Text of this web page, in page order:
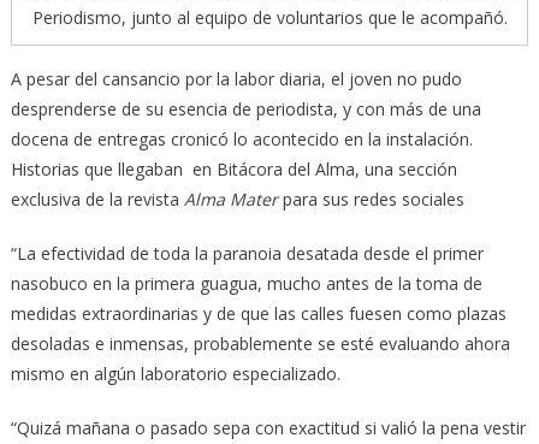
Periodismo, junto al equipo de voluntarios que le acompañó.
A pesar del cansancio por la labor diaria, el joven no pudo
desprenderse de su esencia de periodista, y con más de una
docena de entregas cronicó lo acontecido en la instalación.
Historias que llegaban en Bitácora del Alma, una sección
exclusiva de la revista Alma Materpara sus redes sociales
“La efectividad de toda la paranoia desatada desde el primer
nasobuco en la primera guagua, mucho antes de la toma de
medidas extraordinarias y de que las calles fuesen como plazas
desoladas e inmensas, probablemente se esté evaluando ahora
mismo en algún laboratorio especializado.
“Quizá mañana o pasado sepa con exactitud si valió la pena vestir